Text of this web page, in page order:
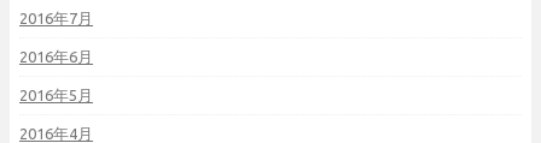
2016年7月
2016年6月
2016年5月
2016年4月